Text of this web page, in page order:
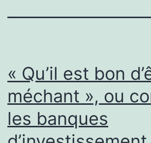
« Qu’il est bon
méchant », ou
les banques